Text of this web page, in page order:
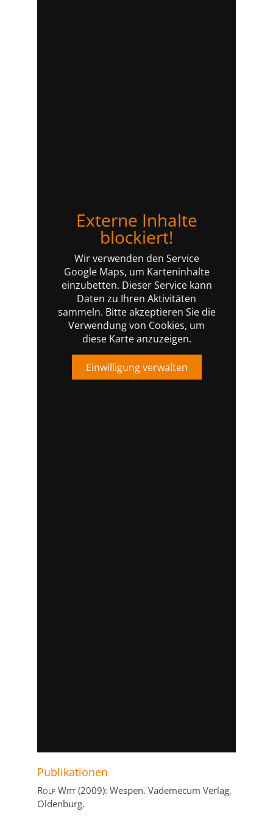
Externe Inhalte
blockiert!
Wir verwenden den Service
Google Maps, um Karteninhalte
einzubetten. Dieser Service kann
Daten zu Ihren Aktivitäten
sammeln. Bitte akzeptieren Sie die
Verwendung von Cookies, um
diese Karte anzuzeigen.
Einwilligung verwalten
Publikationen
Rolf Witt (2009): Wespen. Vademecum Verlag,
Oldenburg.